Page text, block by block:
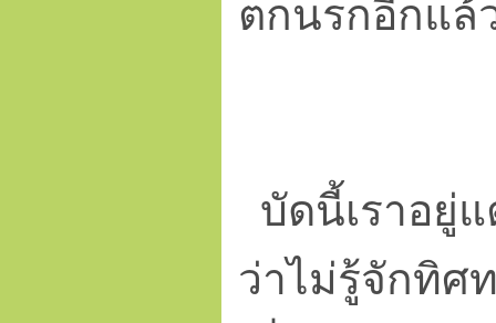
ตกนรกอีกแล้
บัดนี้เราอยู่
ว่าไม่รู้จักทิศ